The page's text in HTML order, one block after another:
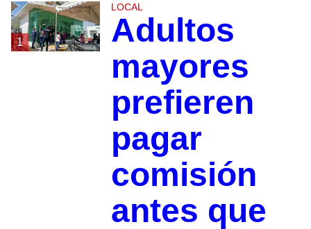
1
LOCAL
Adultos
mayores
prefieren
pagar
comisión
antes que